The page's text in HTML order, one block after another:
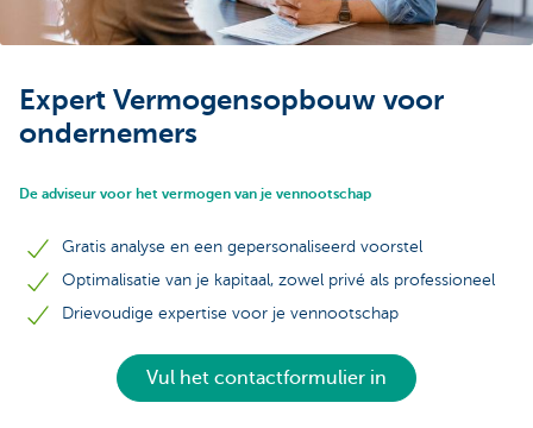
Expert Vermogensopbouw voor
ondernemers
De adviseur voor het vermogen van je vennootschap
Gratis analyse en een gepersonaliseerd voorstel
Optimalisatie van je kapitaal, zowel privé als professioneel
Drievoudige expertise voor je vennootschap
Vul het contactformulier in